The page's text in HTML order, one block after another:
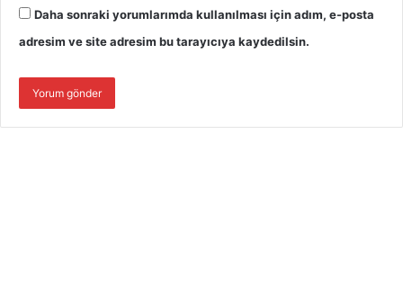
Daha sonraki yorumlarımda kullanılması için adım, e-posta
adresim ve site adresim bu tarayıcıya kaydedilsin.